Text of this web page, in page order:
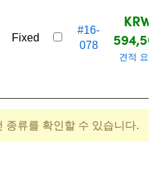
Fixed
#16-
078
KRW
견적 요청
종류를 확인할 수 있습니다.